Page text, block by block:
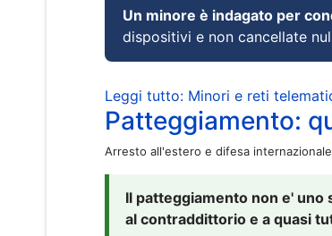
Un minore è indagato per
dispositivi e non cancellate
Leggi tutto: Minori e reti
Patteggiamento:
Arresto all'estero e difesa internazionale
Il patteggiamento non e' uno
al contraddittorio e a quasi